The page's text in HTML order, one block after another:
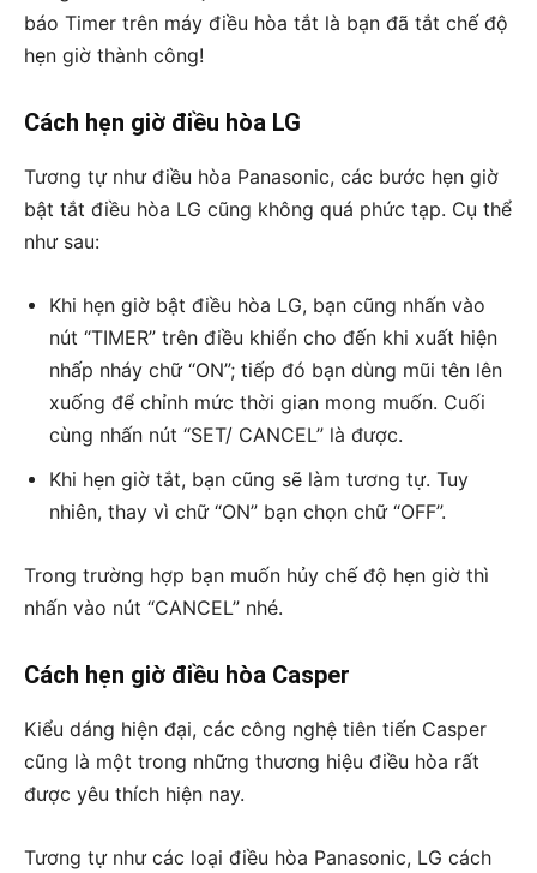
báo Timer trên máy điều hòa tắt là bạn đã tắt chế độ
hẹn giờ thành công!
Cách hẹn giờ điều hòa LG
Tương tự như điều hòa Panasonic, các bước hẹn giờ
bật tắt điều hòa LG cũng không quá phức tạp. Cụ thể
như sau:
Khi hẹn giờ bật điều hòa LG, bạn cũng nhấn vào
nút “TIMER” trên điều khiển cho đến khi xuất hiện
nhấp nháy chữ “ON”; tiếp đó bạn dùng mũi tên lên
xuống để chỉnh mức thời gian mong muốn. Cuối
cùng nhấn nút “SET/ CANCEL” là được.
Khi hẹn giờ tắt, bạn cũng sẽ làm tương tự. Tuy
nhiên, thay vì chữ “ON” bạn chọn chữ “OFF”.
Trong trường hợp bạn muốn hủy chế độ hẹn giờ thì
nhấn vào nút “CANCEL” nhé.
Cách hẹn giờ điều hòa Casper
Kiểu dáng hiện đại, các công nghệ tiên tiến Casper
cũng là một trong những thương hiệu điều hòa rất
được yêu thích hiện nay.
Tương tự như các loại điều hòa Panasonic, LG cách